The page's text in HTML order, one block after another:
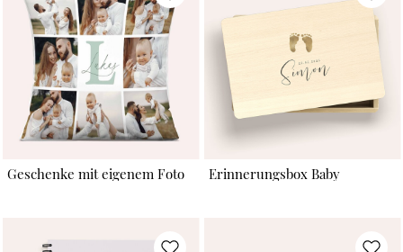
Geschenke mit eigenem Foto Erinnerungsbox Baby